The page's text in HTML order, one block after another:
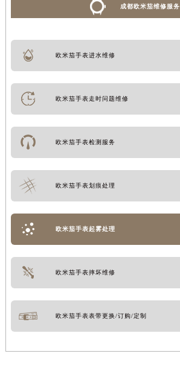
成都欧米茄维修服务
欧米茄手表进水维修
欧米茄手表走时问题维修
欧米茄手表检测服务
欧米茄手表划痕处理
欧米茄手表起雾处理
欧米茄手表摔坏维修
欧米茄手表表带更换/订购/定制